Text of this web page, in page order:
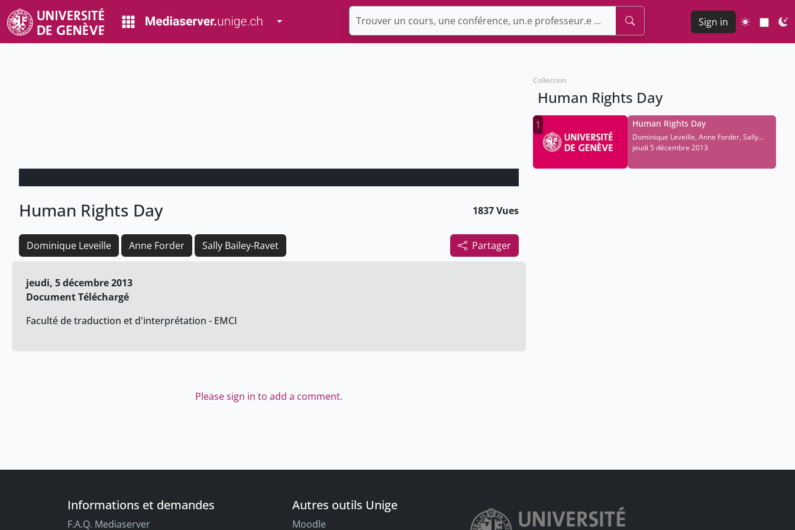
Toggle Dropdown Sign in
Human Rights Day 1837 Vues
Partager
Dominique Leveille Anne Forder Sally Bailey-Ravet
jeudi, 5 décembre 2013
Document Téléchargé
Faculté de traduction et d'interprétation - EMCI
Please sign in to add a comment.
Collection
Human Rights Day
1 Human Rights Day
Dominique Leveille, Anne Forder, Sally
Bailey-Ravet
jeudi 5 décembre 2013
Informations et demandes
F.A.Q. Mediaserver
Autres outils Unige
Moodle